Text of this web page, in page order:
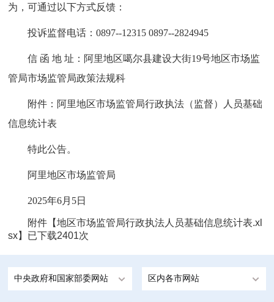
为，可通过以下方式反馈：
投诉监督电话：0897--12315 0897--2824945
信 函 地 址：阿里地区噶尔县建设大街19号地区市场监
管局市场监管局政策法规科
附件：阿里地区市场监管局行政执法（监督）人员基础
信息统计表
特此公告。
阿里地区市场监管局
2025年6月5日
附件【地区市场监管局行政执法人员基础信息统计表.xl
sx】已下载2401次
中央政府和国家部委网站 区内各市网站